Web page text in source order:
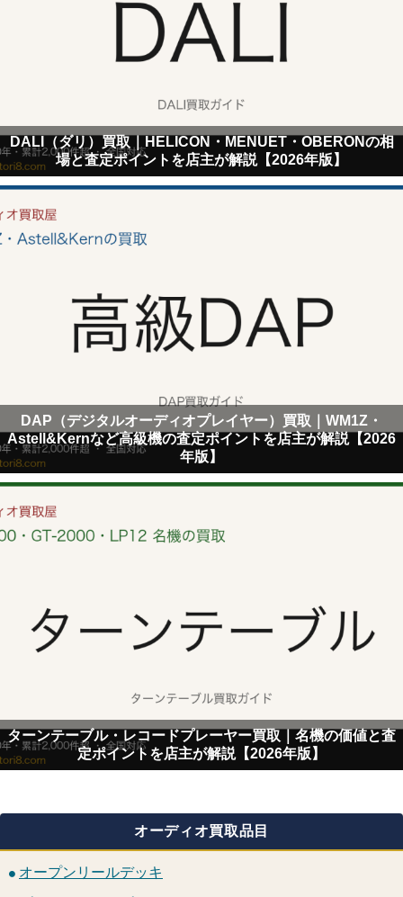
DALI（ダリ）買取｜HELICON・MENUET・OBERONの相
場と査定ポイントを店主が解説【2026年版】
DAP（デジタルオーディオプレイヤー）買取｜WM1Z・
Astell&Kernなど高級機の査定ポイントを店主が解説【2026
年版】
ターンテーブル・レコードプレーヤー買取｜名機の価値と査
定ポイントを店主が解説【2026年版】
オーディオ買取品目
オープンリールデッキ